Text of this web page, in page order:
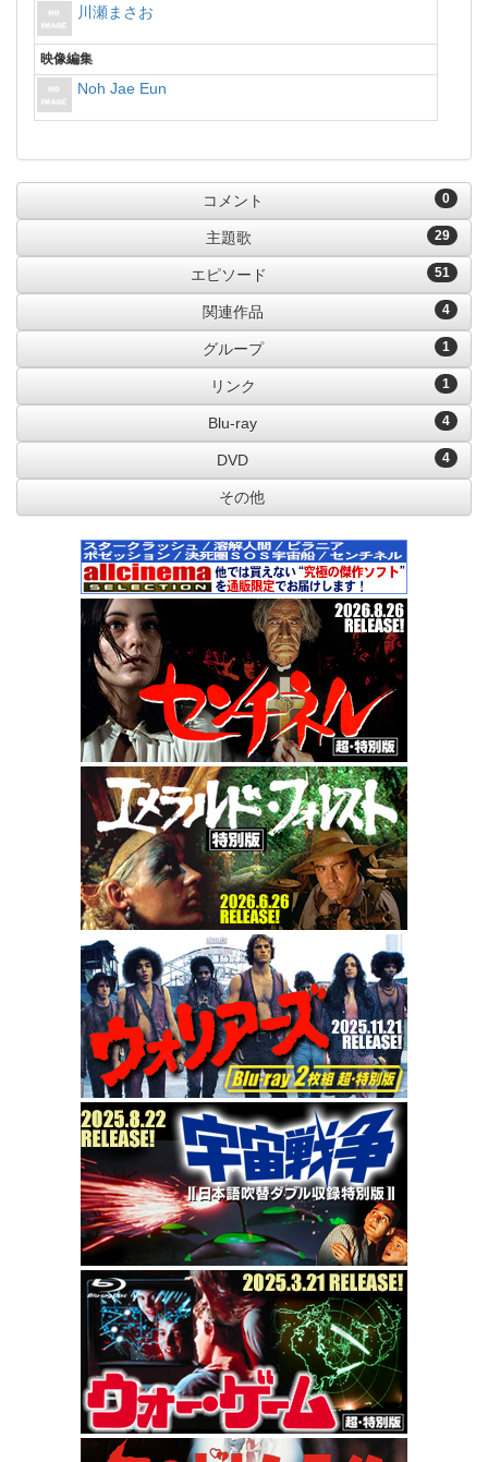
川瀬まさお
映像編集
Noh Jae Eun
0
コメント
29
主題歌
51
エピソード
4
関連作品
1
グループ
1
リンク
4
Blu-ray
4
DVD
その他